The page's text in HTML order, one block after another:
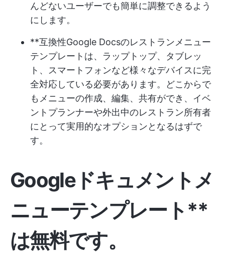
んどないユーザーでも簡単に調整できるよう
にします。
**互換性Google Docsのレストランメニュー
テンプレートは、ラップトップ、タブレッ
ト、スマートフォンなど様々なデバイスに完
全対応している必要があります。どこからで
もメニューの作成、編集、共有ができ、イベ
ントプランナーや外出中のレストラン所有者
にとって実用的なオプションとなるはずで
す。
Googleドキュメントメ
ニューテンプレート**
は無料です。